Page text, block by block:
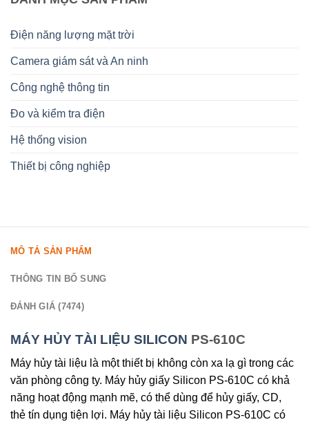
Điện năng lượng mặt trời
Camera giám sát và An ninh
Công nghệ thông tin
Đo và kiểm tra điện
Hệ thống vision
Thiết bị công nghiệp
MÔ TẢ SẢN PHẨM
THÔNG TIN BỔ SUNG
ĐÁNH GIÁ (7474)
MÁY HỦY TÀI LIỆU SILICON PS-610C
Máy hủy tài liệu là một thiết bị không còn xa lạ gì trong các
văn phòng công ty. Máy hủy giấy Silicon PS-610C có khả
năng hoạt động mạnh mẽ, có thể dùng để hủy giấy, CD,
thẻ tín dụng tiện lợi. Máy hủy tài liệu Silicon PS-610C có